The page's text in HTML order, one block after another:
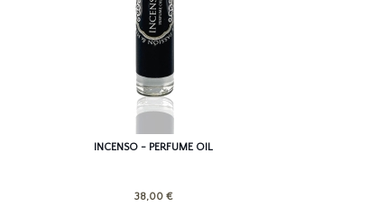
INCENSO - PERFUME OIL
38,00 €